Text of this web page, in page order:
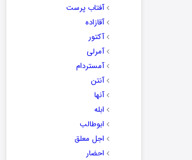
آفتاب پرست
آقازاده
آکتور
آمرلی
آمستردام
آنتن
آنها
ابله
ابوطالب
اجل معلق
احضار